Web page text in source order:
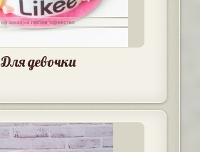
Для девочки